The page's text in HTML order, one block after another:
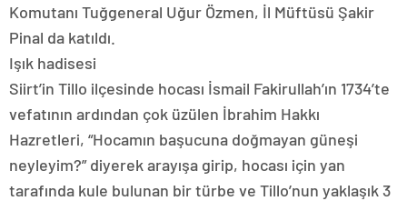
Komutanı Tuğgeneral Uğur Özmen, İl Müftüsü Şakir
Pinal da katıldı.
Işık hadisesi
Siirt’in Tillo ilçesinde hocası İsmail Fakirullah’ın 1734’te
vefatının ardından çok üzülen İbrahim Hakkı
Hazretleri, “Hocamın başucuna doğmayan güneşi
neyleyim?” diyerek arayışa girip, hocası için yan
tarafında kule bulunan bir türbe ve Tillo’nun yaklaşık 3